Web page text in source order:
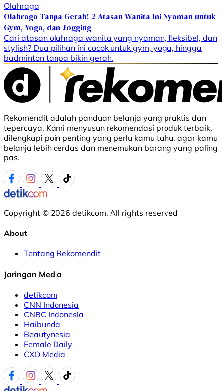
Olahraga
Olahraga Tanpa Gerah! 2 Atasan Wanita Ini Nyaman untuk
Gym, Yoga, dan Jogging
Cari atasan olahraga wanita yang nyaman, fleksibel, dan
stylish? Dua pilihan ini cocok untuk gym, yoga, hingga
badminton tanpa bikin gerah.
Rekomendit adalah panduan belanja yang praktis dan
tepercaya. Kami menyusun rekomendasi produk terbaik,
dilengkapi poin penting yang perlu kamu tahu, agar kamu
belanja lebih cerdas dan menemukan barang yang paling
pas.
Copyright © 2026 detikcom. All rights reserved
About
Tentang Rekomendit
Jaringan Media
detikcom
CNN Indonesia
CNBC Indonesia
Haibunda
Beautynesia
Female Daily
CXO Media